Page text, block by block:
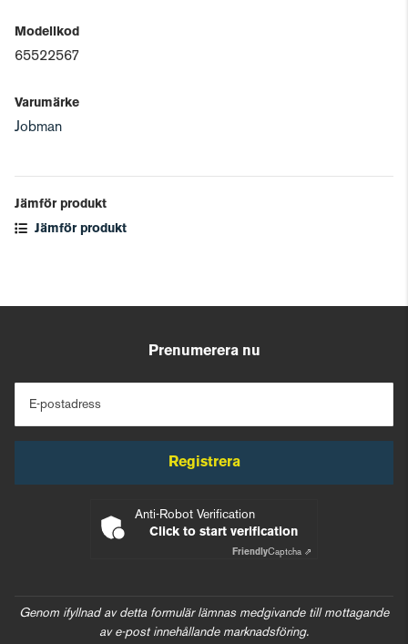
Modellkod
65522567
Varumärke
Jobman
Jämför produkt
Jämför produkt
Prenumerera nu
E-postadress
Registrera
Anti-Robot Verification
Click to start verification
FriendlyCaptcha ⇗
Genom ifyllnad av detta formulär lämnas medgivande till mottagande
av e-post innehållande marknadsföring.